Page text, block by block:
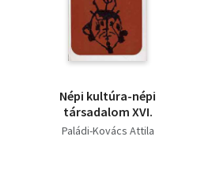
Népi kultúra-népi
társadalom XVI.
Paládi-Kovács Attila